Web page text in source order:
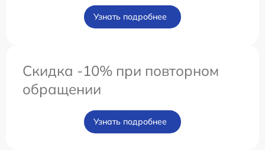
Узнать подробнее
Скидка -10% при повторном
обращении
Узнать подробнее